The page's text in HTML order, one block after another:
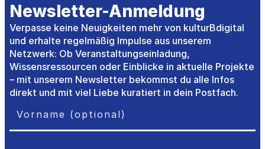
Newsletter-Anmeldung
Verpasse keine Neuigkeiten mehr von kulturBdigital
und erhalte regelmäßig Impulse aus unserem
Netzwerk: Ob Veranstaltungseinladung,
Wissensressourcen oder Einblicke in aktuelle Projekte
– mit unserem Newsletter bekommst du alle Infos
direkt und mit viel Liebe kuratiert in dein Postfach.